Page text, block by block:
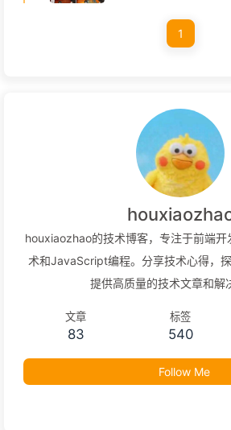
1
houxiaozhao的技术博客，专注于前端
术和JavaScript编程。分享技术心得，
提供高质量的技术文章和解
文章
83
标签
540
Follow Me